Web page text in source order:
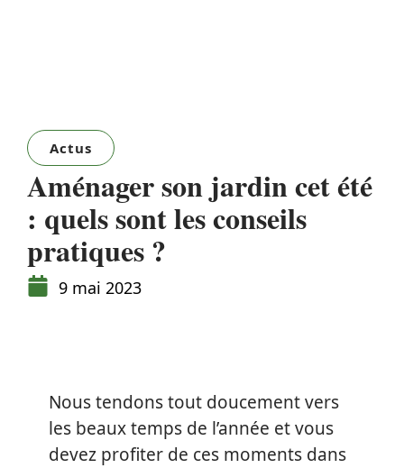
Actus
Aménager son jardin cet été
: quels sont les conseils
pratiques ?
9 mai 2023
Nous tendons tout doucement vers
les beaux temps de l’année et vous
devez profiter de ces moments dans